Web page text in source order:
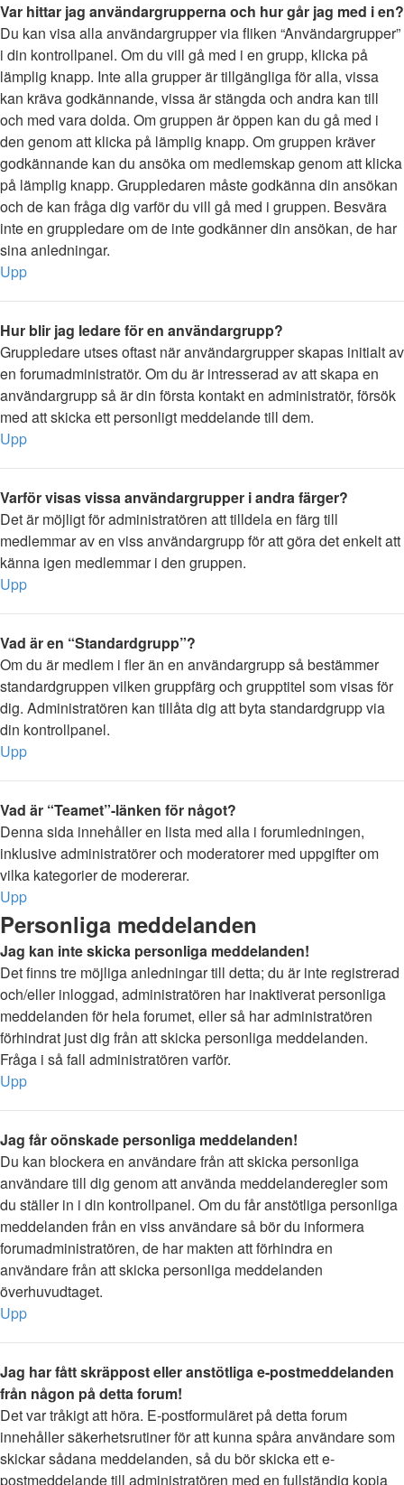
Var hittar jag användargrupperna och hur går jag med i en?
Du kan visa alla användargrupper via fliken “Användargrupper”
i din kontrollpanel. Om du vill gå med i en grupp, klicka på
lämplig knapp. Inte alla grupper är tillgängliga för alla, vissa
kan kräva godkännande, vissa är stängda och andra kan till
och med vara dolda. Om gruppen är öppen kan du gå med i
den genom att klicka på lämplig knapp. Om gruppen kräver
godkännande kan du ansöka om medlemskap genom att klicka
på lämplig knapp. Gruppledaren måste godkänna din ansökan
och de kan fråga dig varför du vill gå med i gruppen. Besvära
inte en gruppledare om de inte godkänner din ansökan, de har
sina anledningar.
Upp
Hur blir jag ledare för en användargrupp?
Gruppledare utses oftast när användargrupper skapas initialt av
en forumadministratör. Om du är intresserad av att skapa en
användargrupp så är din första kontakt en administratör, försök
med att skicka ett personligt meddelande till dem.
Upp
Varför visas vissa användargrupper i andra färger?
Det är möjligt för administratören att tilldela en färg till
medlemmar av en viss användargrupp för att göra det enkelt att
känna igen medlemmar i den gruppen.
Upp
Vad är en “Standardgrupp”?
Om du är medlem i fler än en användargrupp så bestämmer
standardgruppen vilken gruppfärg och grupptitel som visas för
dig. Administratören kan tillåta dig att byta standardgrupp via
din kontrollpanel.
Upp
Vad är “Teamet”-länken för något?
Denna sida innehåller en lista med alla i forumledningen,
inklusive administratörer och moderatorer med uppgifter om
vilka kategorier de modererar.
Upp
Personliga meddelanden
Jag kan inte skicka personliga meddelanden!
Det finns tre möjliga anledningar till detta; du är inte registrerad
och/eller inloggad, administratören har inaktiverat personliga
meddelanden för hela forumet, eller så har administratören
förhindrat just dig från att skicka personliga meddelanden.
Fråga i så fall administratören varför.
Upp
Jag får oönskade personliga meddelanden!
Du kan blockera en användare från att skicka personliga
användare till dig genom att använda meddelanderegler som
du ställer in i din kontrollpanel. Om du får anstötliga personliga
meddelanden från en viss användare så bör du informera
forumadministratören, de har makten att förhindra en
användare från att skicka personliga meddelanden
överhuvudtaget.
Upp
Jag har fått skräppost eller anstötliga e-postmeddelanden
från någon på detta forum!
Det var tråkigt att höra. E-postformuläret på detta forum
innehåller säkerhetsrutiner för att kunna spåra användare som
skickar sådana meddelanden, så du bör skicka ett e-
postmeddelande till administratören med en fullständig kopia